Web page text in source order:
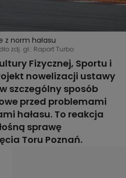
z norm hałasu
zdj. gł.: Raport Turbo
Fizycznej, Sportu i
nowelizacji ustawy
szczególny sposób
przed problemami
hałasu. To reakcja
sprawę
Toru Poznań.